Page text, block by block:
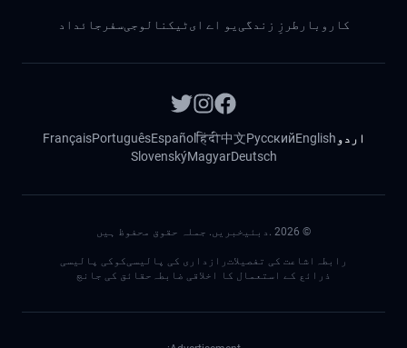
کاروبار طرزِ زندگی یو اے ایٹیکنالوجیسفر جائداد
اردو English
Русский
中文
हिंदी
Español
Português
Français
Deutsch
Magyar
Slovenský
©
2026 .دبئیخبریں. جملہ حقوق محفوظ ہیں
رابطہ اشاعت کی تفصیلاترازداری کی پالیسیکوکی پالیسی
ذرائع کے استعمال کا اخلاقی ضابطہ حقائق کی جانچ